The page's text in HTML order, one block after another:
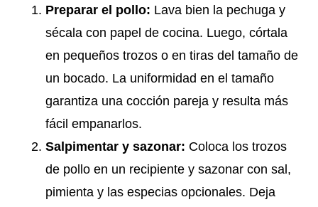
Preparar el pollo: Lava bien la pechuga y
sécala con papel de cocina. Luego, córtala
en pequeños trozos o en tiras del tamaño de
un bocado. La uniformidad en el tamaño
garantiza una cocción pareja y resulta más
fácil empanarlos.
Salpimentar y sazonar: Coloca los trozos
de pollo en un recipiente y sazonar con sal,
pimienta y las especias opcionales. Deja